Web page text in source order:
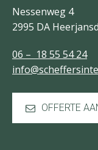
Nessenweg 4
2995 DA
06 – 18 55 54 24
OFFERTE